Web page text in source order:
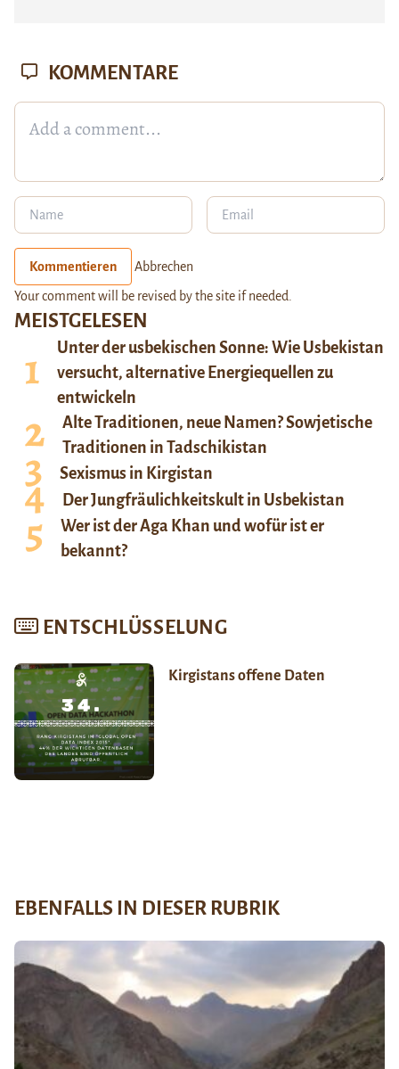
MEISTGELESEN
Unter der usbekischen Sonne: Wie Usbekistan
versucht, alternative Energiequellen zu
entwickeln
Alte Traditionen, neue Namen? Sowjetische
Traditionen in Tadschikistan
Sexismus in Kirgistan
Der Jungfräulichkeitskult in Usbekistan
Wer ist der Aga Khan und wofür ist er
bekannt?
ENTSCHLÜSSELUNG
Kirgistans offene Daten
KOMMENTARE
Kommentieren Abbrechen
Your comment will be revised by the site if needed.
EBENFALLS IN DIESER RUBRIK